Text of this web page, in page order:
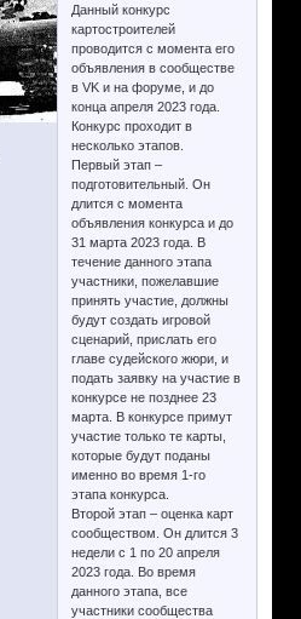
Данный конкурс
картостроителей
проводится с момента его
объявления в сообществе
в VK и на форуме, и до
конца апреля 2023 года.
Конкурс проходит в
несколько этапов.
Первый этап –
подготовительный. Он
длится с момента
объявления конкурса и до
31 марта 2023 года. В
течение данного этапа
участники, пожелавшие
принять участие, должны
будут создать игровой
сценарий, прислать его
главе судейского жюри, и
подать заявку на участие в
конкурсе не позднее 23
марта. В конкурсе примут
участие только те карты,
которые будут поданы
именно во время 1-го
этапа конкурса.
Второй этап – оценка карт
сообществом. Он длится 3
недели с 1 по 20 апреля
2023 года. Во время
данного этапа, все
участники сообщества